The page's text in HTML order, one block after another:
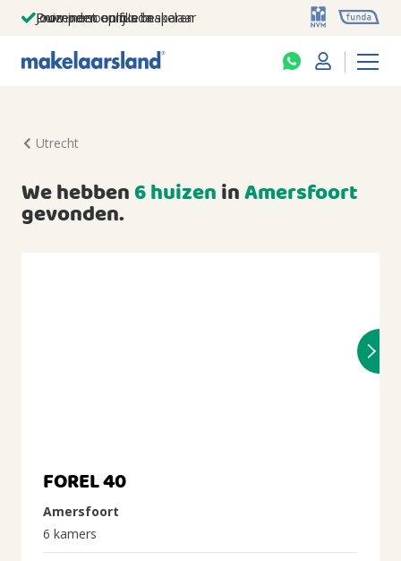
Jouw persoonlijke makelaar
Duizenden euro's besparen
Prominent op funda
Utrecht
We hebben6 huizeninAmersfoort
gevonden.
FOREL 40
Amersfoort
6 kamers